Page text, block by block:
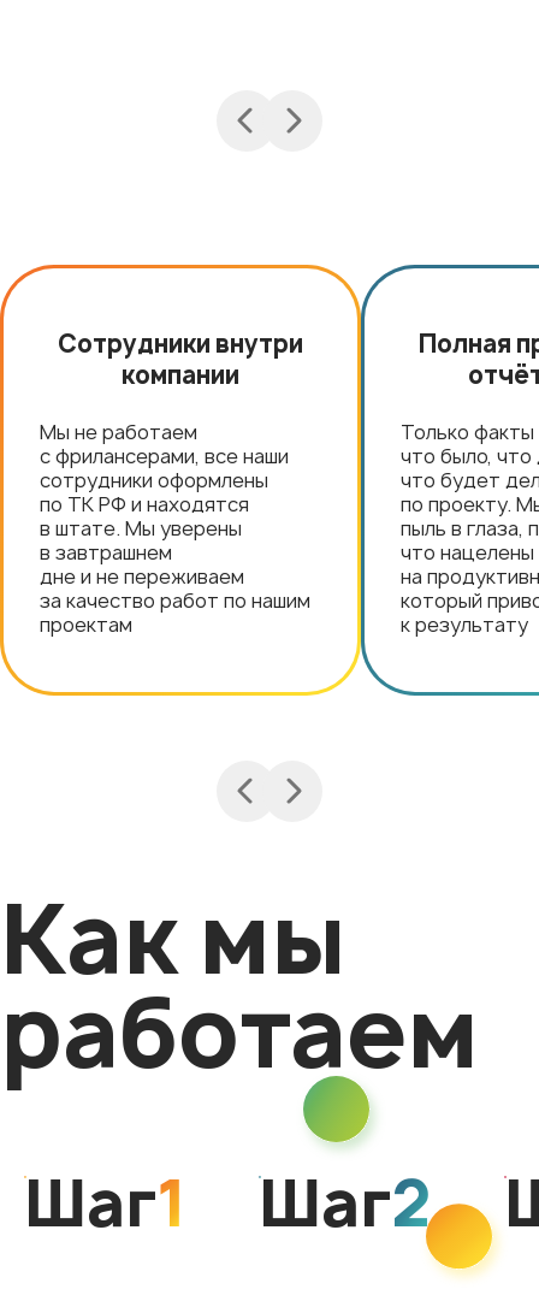
Сотрудники внутри
компании
Мы не работаем
с фрилансерами, все наши
сотрудники оформлены
по ТК РФ и находятся
в штате. Мы уверены
в завтрашнем
дне и не переживаем
за качество работ по нашим
проектам
Полная
Только
что было, что
что будет
по проекту.
пыль в глаза,
что нацелены
на
который
к результату
Как мы
работаем
Шаг1 Шаг2